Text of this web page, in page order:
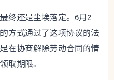
终还是尘埃落定。6月2
方式通过了这项协议的法
在协商解除劳动合同的情
取期限。